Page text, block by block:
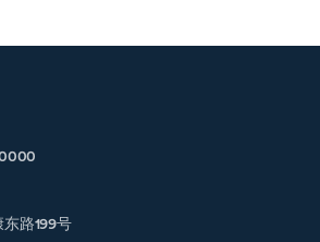
路199号